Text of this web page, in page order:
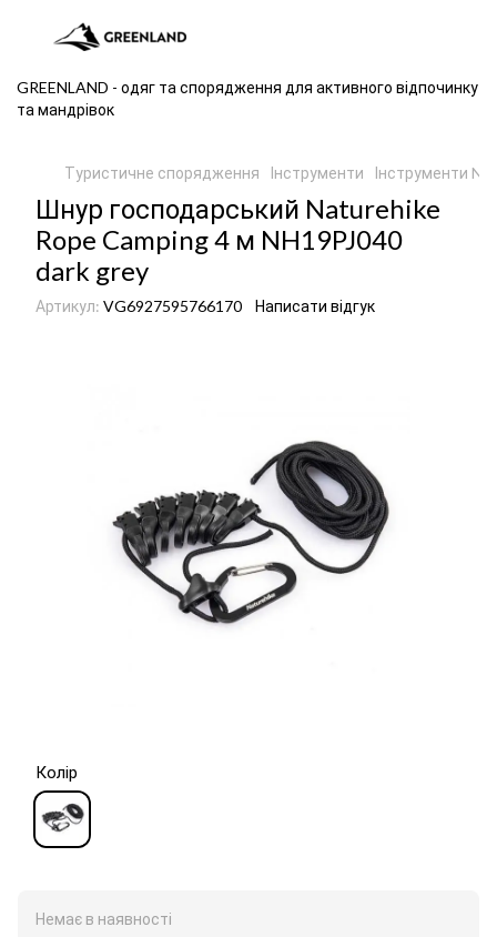
GREENLAND - одяг та спорядження для активного відпочинку
та мандрівок
Туристичне спорядження Інструменти Інструменти
Шнур господарський Naturehike
Rope Camping 4 м NH19PJ040
dark grey
Артикул: VG6927595766170 Написати відгук
Колір
Немає в наявності